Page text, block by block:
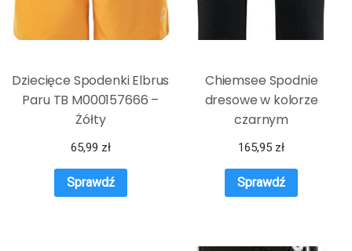
Dziecięce Spodenki Elbrus
Paru TB M000157666 –
Żółty
65,99 zł
Sprawdź
Chiemsee Spodnie
dresowe w kolorze
czarnym
165,95 zł
Sprawdź